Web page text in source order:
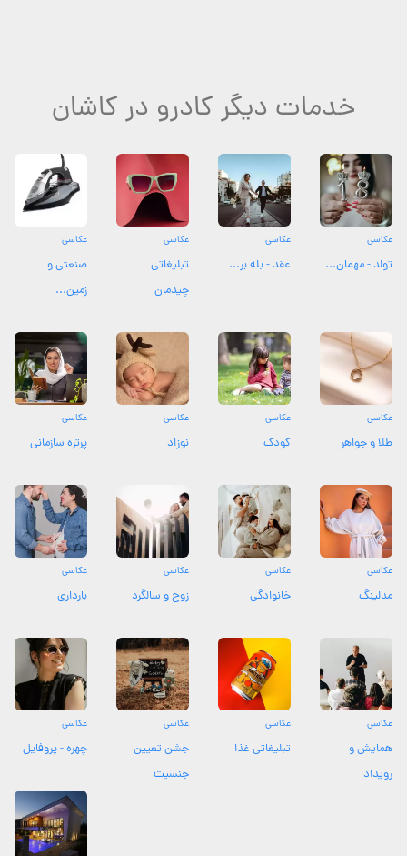
خدمات دیگر کادرو در کاشان
عکاسی
تولد - مهمان...
عکاسی
عقد - بله بر...
عکاسی
تبلیغاتی
چیدمان
عکاسی
صنعتی و
زمین...
عکاسی
طلا و جواهر
عکاسی
کودک
عکاسی
نوزاد
عکاسی
پرتره سازمانی
عکاسی
مدلینگ
عکاسی
خانوادگی
عکاسی
زوج و سالگرد
عکاسی
بارداری
عکاسی
همایش و
رویداد
عکاسی
تبلیغاتی غذا
عکاسی
جشن تعیین
جنسیت
عکاسی
چهره - پروفایل